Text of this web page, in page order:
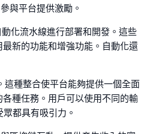
與平台提供激勵。
化流水線進行部署和開發。這些
新的功能和增強功能。自動化還
種整合使平台能夠提供一個全面
種任務。用戶可以使用不同的輸
都具有吸引力。